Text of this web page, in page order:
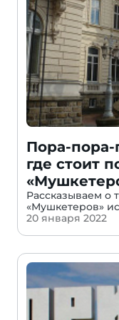
Пора-пора-
где стоит
Рассказываем о
«Мушкетеров»
20 января 2022